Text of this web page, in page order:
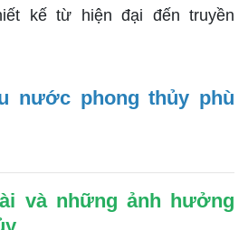
kế từ hiện đại đến truyền
nước phong thủy phù
và những ảnh hưởng